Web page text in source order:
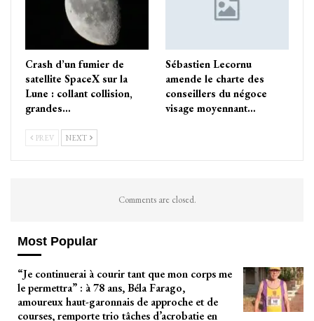
Crash d’un fumier de
satellite SpaceX sur la
Lune : collant collision,
grandes…
Sébastien Lecornu
amende le charte des
conseillers du négoce
visage moyennant…
PREV NEXT
Comments are closed.
Most Popular
“Je continuerai à courir tant que mon corps me
le permettra” : à 78 ans, Béla Farago,
amoureux haut-garonnais de approche et de
courses, remporte trio tâches d’acrobatie en